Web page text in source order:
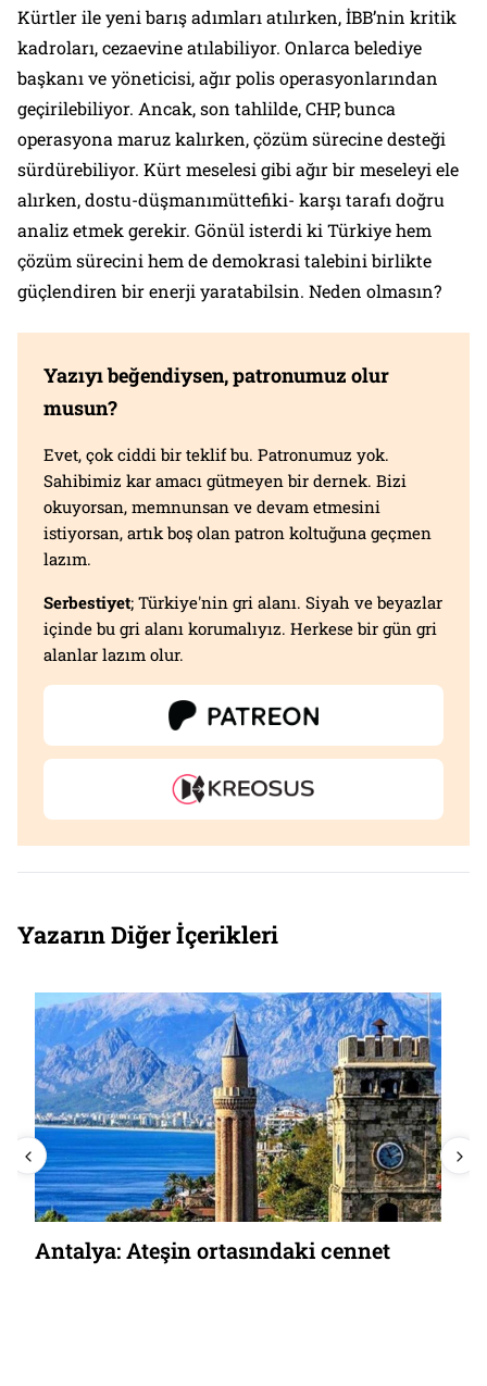
Kürtler ile yeni barış adımları atılırken, İBB’nin kritik
kadroları, cezaevine atılabiliyor. Onlarca belediye
başkanı ve yöneticisi, ağır polis operasyonlarından
geçirilebiliyor. Ancak, son tahlilde, CHP, bunca
operasyona maruz kalırken, çözüm sürecine desteği
sürdürebiliyor. Kürt meselesi gibi ağır bir meseleyi ele
alırken, dostu-düşmanımüttefiki- karşı tarafı doğru
analiz etmek gerekir. Gönül isterdi ki Türkiye hem
çözüm sürecini hem de demokrasi talebini birlikte
güçlendiren bir enerji yaratabilsin. Neden olmasın?
Yazıyı beğendiysen, patronumuz olur
musun?
Evet, çok ciddi bir teklif bu. Patronumuz yok.
Sahibimiz kar amacı gütmeyen bir dernek. Bizi
okuyorsan, memnunsan ve devam etmesini
istiyorsan, artık boş olan patron koltuğuna geçmen
lazım.
Serbestiyet; Türkiye'nin gri alanı. Siyah ve beyazlar
içinde bu gri alanı korumalıyız. Herkese bir gün gri
alanlar lazım olur.
Yazarın Diğer İçerikleri
Antalya: Ateşin ortasındaki cennet